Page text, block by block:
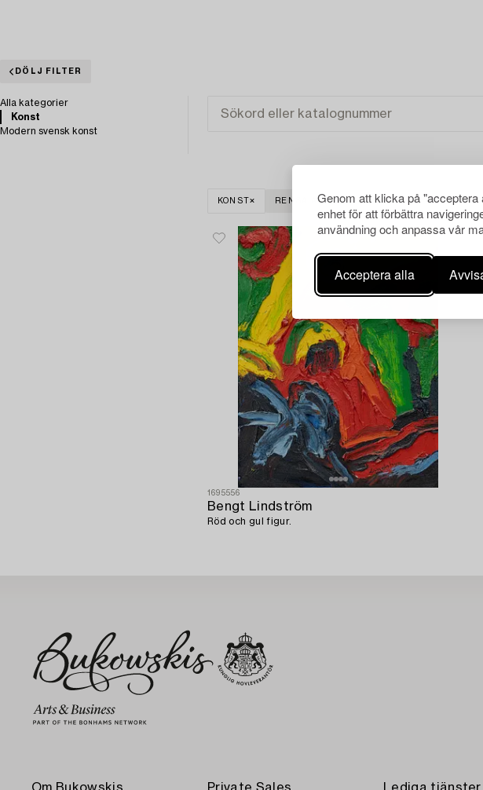
Genom att klicka på
enhet för att förbättra
användning och anpassa vår
Acceptera alla
DÖLJ FILTER
Alla kategorier
Konst
Modern svensk konst
KONST RENSA ALLA
1695556
Bengt Lindström
Röd och gul figur.